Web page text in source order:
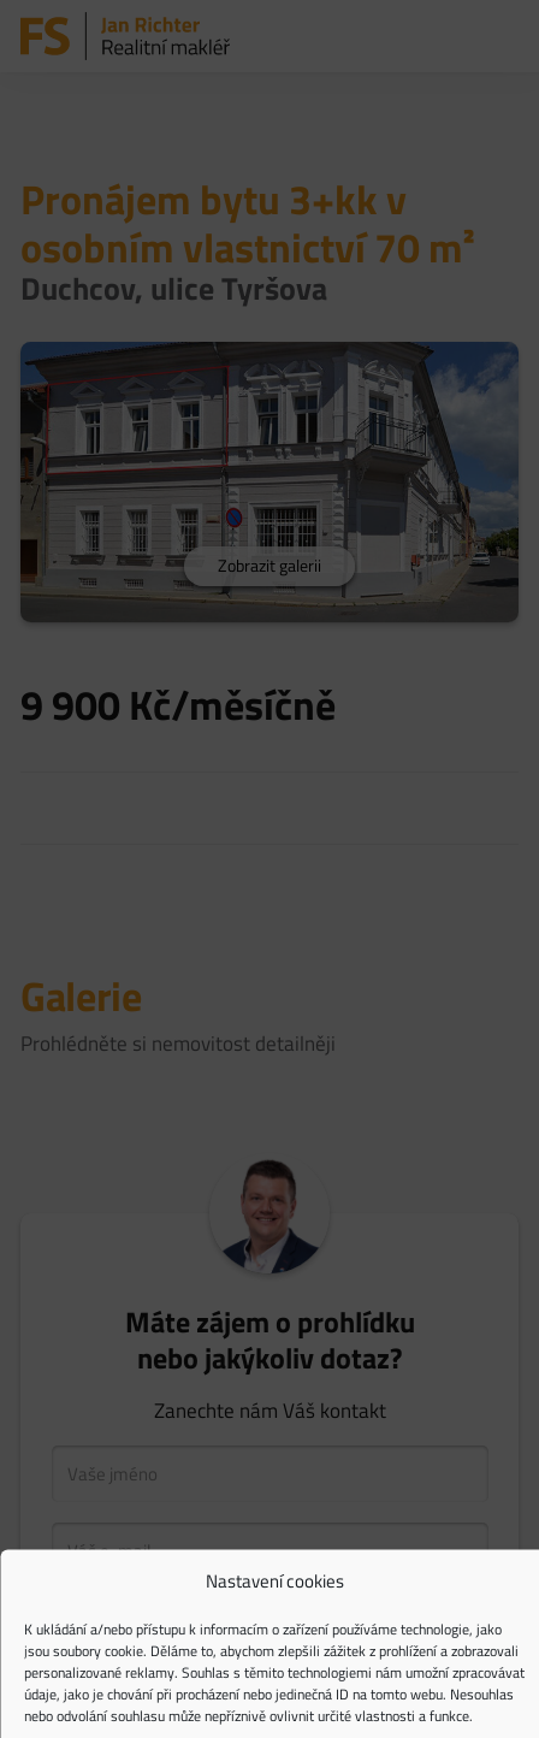
Nastavení cookies
K ukládání a/nebo přístupu k informacím o zařízení používáme technologie, jako
jsou soubory cookie. Děláme to, abychom zlepšili zážitek z prohlížení a zobrazovali
personalizované reklamy. Souhlas s těmito technologiemi nám umožní zpracovávat
údaje, jako je chování při procházení nebo jedinečná ID na tomto webu. Nesouhlas
nebo odvolání souhlasu může nepříznivě ovlivnit určité vlastnosti a funkce.
Pronájem bytu 3+kk v
osobním vlastnictví 70 m²
Duchcov, ulice Tyršova
Zobrazit galerii
9 900Kč/měsíčně
Galerie
Prohlédněte si nemovitost detailněji
Máte zájem o prohlídku
nebo jakýkoliv dotaz?
Zanechte nám Váš kontakt